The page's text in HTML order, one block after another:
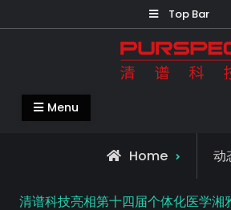
Top Bar
清谱科技中国官网-
Menu
Home 动
清谱科技亮相第十四届个体化医学湘